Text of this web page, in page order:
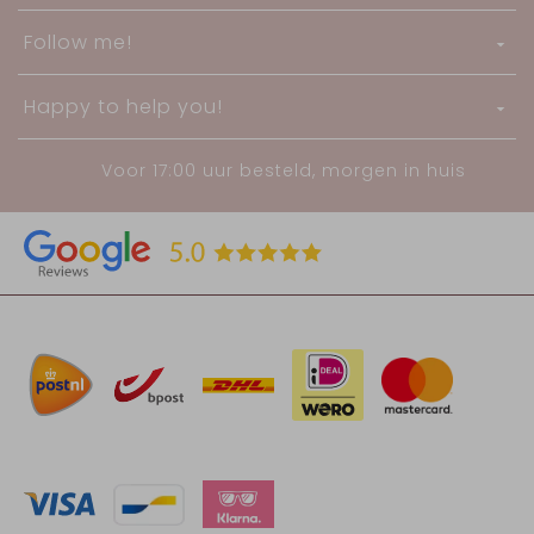
Follow me!
Happy to help you!
Voor 17:00 uur besteld, morgen in huis